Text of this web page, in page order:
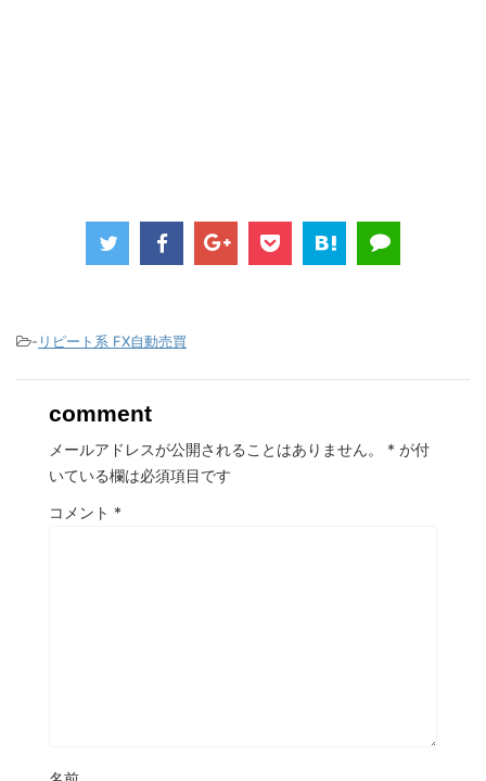
- リピート系 FX自動売買
comment
メールアドレスが公開されることはありません。 * が付
いている欄は必須項目です
コメント *